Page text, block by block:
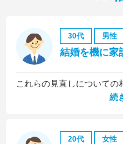
30代 男性
結婚を機に家
続
20代 女性